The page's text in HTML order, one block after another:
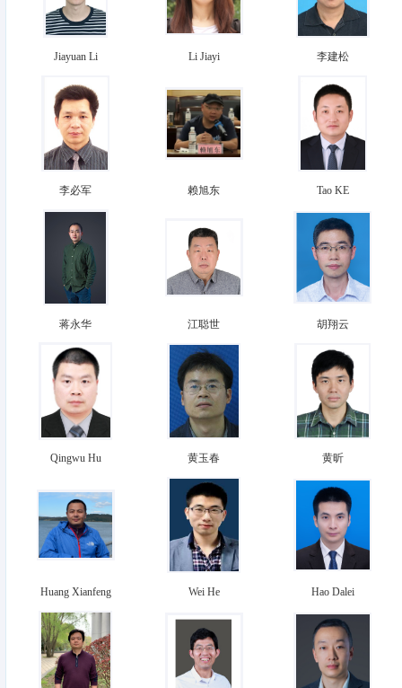
Jiayuan Li Li Jiayi 李建松
李必军 赖旭东 Tao KE
蒋永华 江聪世 胡翔云
Qingwu Hu 黄玉春 黄昕
Huang Xianfeng Wei He Hao Dalei